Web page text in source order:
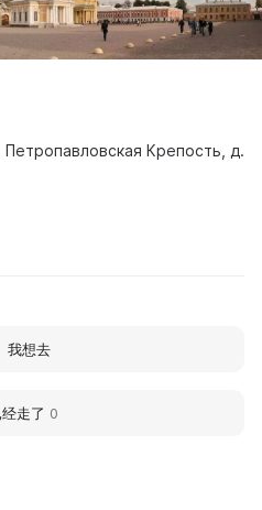
Крепость, д.
我想去
走了 0